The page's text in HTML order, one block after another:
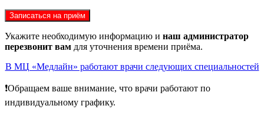
Записаться на приём
Укажите необходимую информацию и наш администратор
перезвонит вам для уточнения времени приёма.
В МЦ «Медлайн» работают врачи следующих специальностей
❗️Обращаем ваше внимание, что врачи работают по
индивидуальному графику.